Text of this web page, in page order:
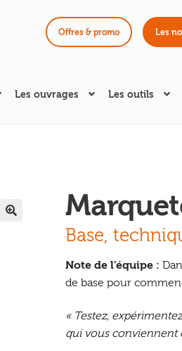
Offres & promo Les
Les ouvrages Les outils
Base,
Note de l’équipe :
de base pour
« Testez,
qui vous conviennent